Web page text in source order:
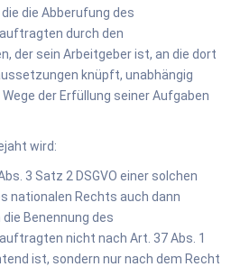
die Abberufung des
durch den
der sein Arbeitgeber ist, an die dort
knüpft, unabhängig
der Erfüllung seiner Aufgaben
wird:
3 Satz 2 DSGVO einer solchen
nationalen Rechts auch dann
Benennung des
nicht nach Art. 37 Abs. 1
ist, sondern nur nach dem Recht